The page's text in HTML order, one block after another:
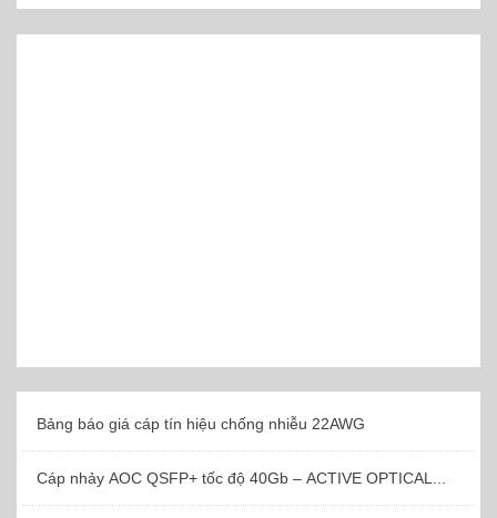
Bảng báo giá cáp tín hiệu chống nhiễu 22AWG
Cáp nhảy AOC QSFP+ tốc độ 40Gb – ACTIVE OPTICAL...